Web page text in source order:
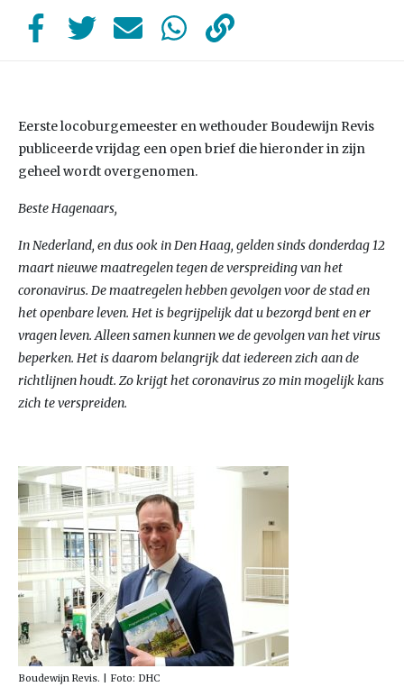
Eerste locoburgemeester en wethouder Boudewijn Revis
publiceerde vrijdag een open brief die hieronder in zijn
geheel wordt overgenomen.
Beste Hagenaars,
In Nederland, en dus ook in Den Haag, gelden sinds donderdag 12
maart nieuwe maatregelen tegen de verspreiding van het
coronavirus. De maatregelen hebben gevolgen voor de stad en
het openbare leven. Het is begrijpelijk dat u bezorgd bent en er
vragen leven. Alleen samen kunnen we de gevolgen van het virus
beperken. Het is daarom belangrijk dat iedereen zich aan de
richtlijnen houdt. Zo krijgt het coronavirus zo min mogelijk kans
zich te verspreiden.
Boudewijn Revis. | Foto: DHC